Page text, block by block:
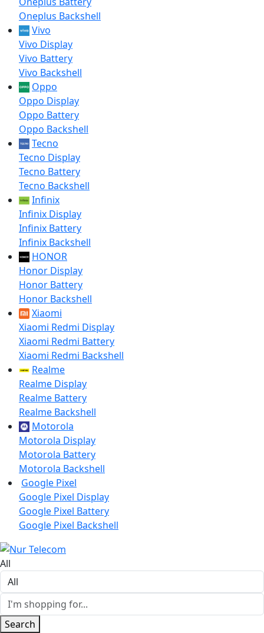
Oneplus Backshell
Vivo
Vivo Display
Vivo Battery
Vivo Backshell
Oppo
Oppo Display
Oppo Battery
Oppo Backshell
Tecno
Tecno Display
Tecno Battery
Tecno Backshell
Infinix
Infinix Display
Infinix Battery
Infinix Backshell
HONOR
Honor Display
Honor Battery
Honor Backshell
Xiaomi
Xiaomi Redmi Display
Xiaomi Redmi Battery
Xiaomi Redmi Backshell
Realme
Realme Display
Realme Battery
Realme Backshell
Motorola
Motorola Display
Motorola Battery
Motorola Backshell
Google Pixel
Google Pixel Display
Google Pixel Battery
Google Pixel Backshell
All
Search